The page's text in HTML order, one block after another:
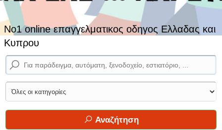
No1 online επαγγελματικος οδηγος Ελλαδας και
Κυπρου
Αναζήτηση